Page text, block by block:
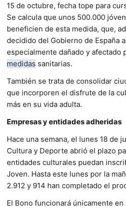
15 de octubre, fecha tope para
Se calcula que unos 500.000
beneficien de esta medida, que,
decidido del Gobierno de España
especialmente dañado y afectado
medidas sanitarias.
También se trata de consolidar
que incorporen el disfrute de la
más en su vida adulta.
Empresas y entidades adheridas
Hace una semana, el lunes 18 de
Cultura y Deporte abrió el plazo
entidades culturales puedan
Joven. Hasta este lunes por la
2.912 y 914 han completado el
El Bono funcionará únicamente